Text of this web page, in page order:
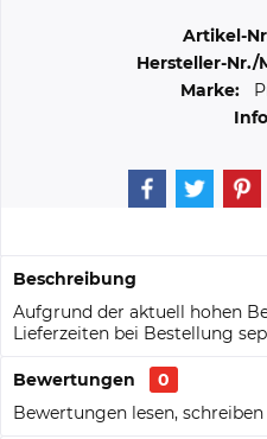
Artikel-
Hersteller-Nr./
Marke:
Beschreibung
Aufgrund der aktuell hohen
Lieferzeiten bei Bestellung
Bewertungen
0
Bewertungen lesen,